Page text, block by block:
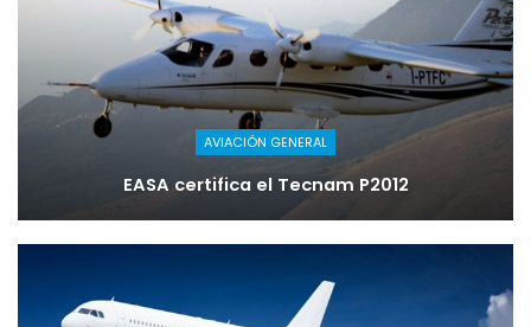
AVIACIÓN GENERAL
EASA certifica el Tecnam P2012